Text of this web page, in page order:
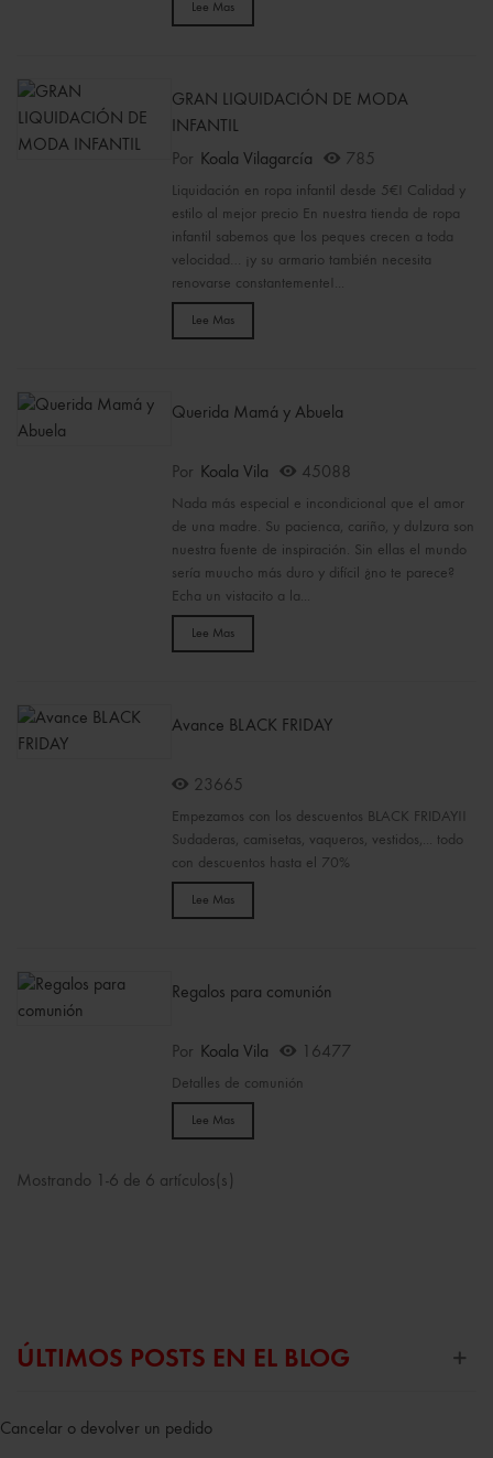
Lee Mas
GRAN LIQUIDACIÓN DE MODA
INFANTIL
Por
Koala Vilagarcía 785
Liquidación en ropa infantil desde 5€! Calidad y
estilo al mejor precio En nuestra tienda de ropa
infantil sabemos que los peques crecen a toda
velocidad… ¡y su armario también necesita
renovarse constantemente!...
Lee Mas
Querida Mamá y Abuela
Por Koala Vila 45088
Nada más especial e incondicional que el amor
de una madre. Su pacienca, cariño, y dulzura son
nuestra fuente de inspiración. Sin ellas el mundo
sería muucho más duro y difícil ¿no te parece?
Echa un vistacito a la...
Lee Mas
Avance BLACK FRIDAY
23665
Empezamos con los descuentos BLACK FRIDAY!!
Sudaderas, camisetas, vaqueros, vestidos,... todo
con descuentos hasta el 70%
Lee Mas
Regalos para comunión
Por Koala Vila 16477
Detalles de comunión
Lee Mas
Mostrando 1-6 de 6 artículos(s)
ÚLTIMOS POSTS EN EL BLOG
Cancelar o devolver un pedido